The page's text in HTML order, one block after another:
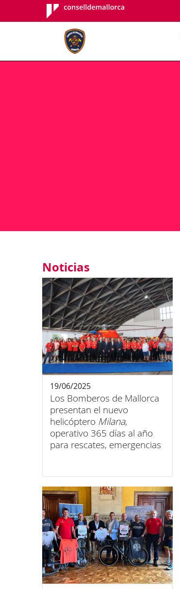
Consell de
Mallorca
Noticias
Los Bomberos de Mallorca
presentan el nuevo
helicóptero Milana,
operativo 365 días al año
para rescates, emergencias
19/06/2025